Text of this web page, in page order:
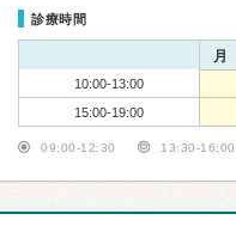
診療時間
月
10:00-13:00
15:00-19:00
09:00-12:30 13:30-16:00